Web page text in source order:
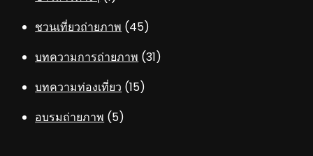
ชวนเที่ยวถ่ายภาพ (45)
บทความการถ่ายภาพ (31)
บทความท่องเที่ยว (15)
อบรมถ่ายภาพ (5)